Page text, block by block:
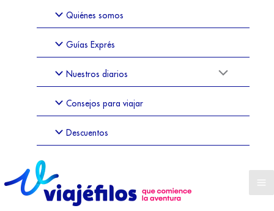
Quiénes somos
Guías Exprés
Nuestros diarios
Consejos para viajar
Descuentos